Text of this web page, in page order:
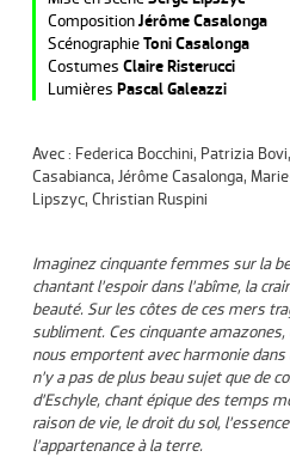
CompositionJérôme Casalonga
ScénographieToni Casalonga
Costumes Claire Risterucci
Lumières Pascal Galeazzi
Avec : Federica Bocchini, Patrizia
Casabianca, Jérôme Casalonga,
Lipszyc, Christian Ruspini
Imaginez cinquante femmes sur la
chantant l’espoir dans l’abîme, la
beauté. Sur les côtes de ces mers
subliment. Ces cinquante amazones,
nous emportent avec harmonie dans
n’y a pas de plus beau sujet que de
d’Eschyle, chant épique des temps
raison de vie, le droit du sol,
l’appartenance à la terre.